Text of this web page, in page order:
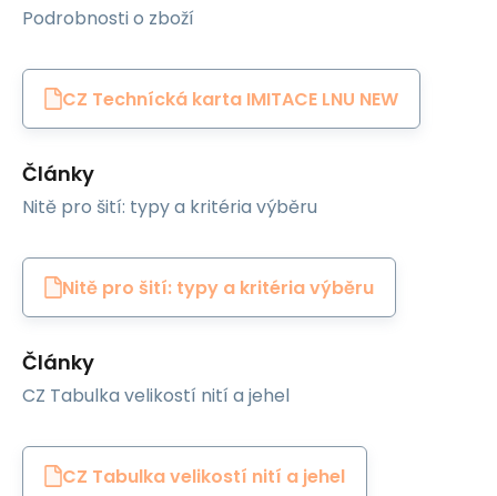
Podrobnosti o zboží
CZ Technícká karta IMITACE LNU NEW
Články
Nitě pro šití: typy a kritéria výběru
Nitě pro šití: typy a kritéria výběru
Články
CZ Tabulka velikostí nití a jehel
CZ Tabulka velikostí nití a jehel